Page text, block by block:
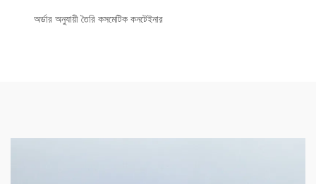
অর্ডার অনুযায়ী তৈরি কসমেটিক কনটেইনার